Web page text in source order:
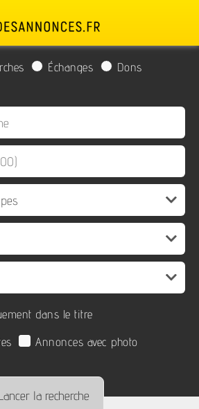
Échanges
Dons
dans le titre
Annonces avec photo